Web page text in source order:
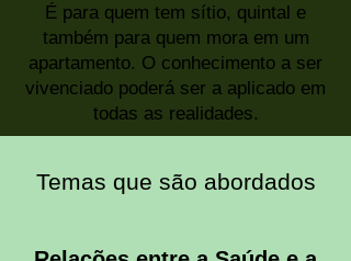
É para quem tem sítio, quintal e
também para quem mora em um
apartamento. O conhecimento a ser
vivenciado poderá ser a aplicado em
todas as realidades.
Temas que são abordados